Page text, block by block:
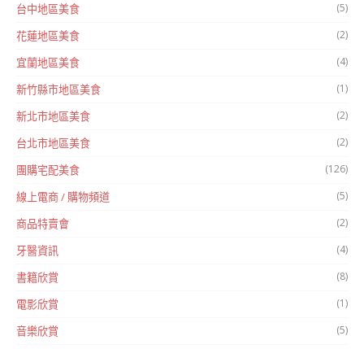
台中地區美食 (5)
花蓮地區美食 (2)
宜蘭地區美食 (4)
新竹縣市地區美食 (1)
新北市地區美食 (2)
台北市地區美食 (2)
團購宅配美食 (126)
線上電商 / 購物頻道 (5)
商品特賣會 (2)
牙醫資訊 (4)
書籍欣賞 (8)
電影欣賞 (1)
音樂欣賞 (5)